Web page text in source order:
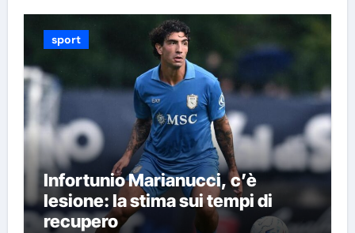
sport
Infortunio Marianucci, c’è
lesione: la stima sui tempi di
recupero